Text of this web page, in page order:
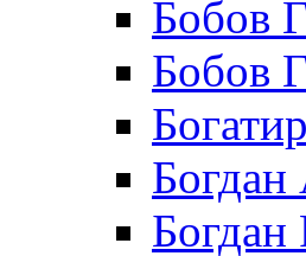
Бобов
Бобов
Богдан
Богдан